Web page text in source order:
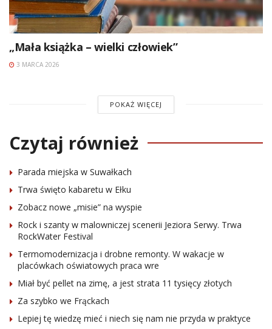
„Mała książka – wielki człowiek”
3 MARCA 2026
POKAŻ WIĘCEJ
Czytaj również
Parada miejska w Suwałkach
Trwa święto kabaretu w Ełku
Zobacz nowe „misie” na wyspie
Rock i szanty w malowniczej scenerii Jeziora Serwy. Trwa
RockWater Festival
Termomodernizacja i drobne remonty. W wakacje w
placówkach oświatowych praca wre
Miał być pellet na zimę, a jest strata 11 tysięcy złotych
Za szybko we Frąckach
Lepiej tę wiedzę mieć i niech się nam nie przyda w praktyce